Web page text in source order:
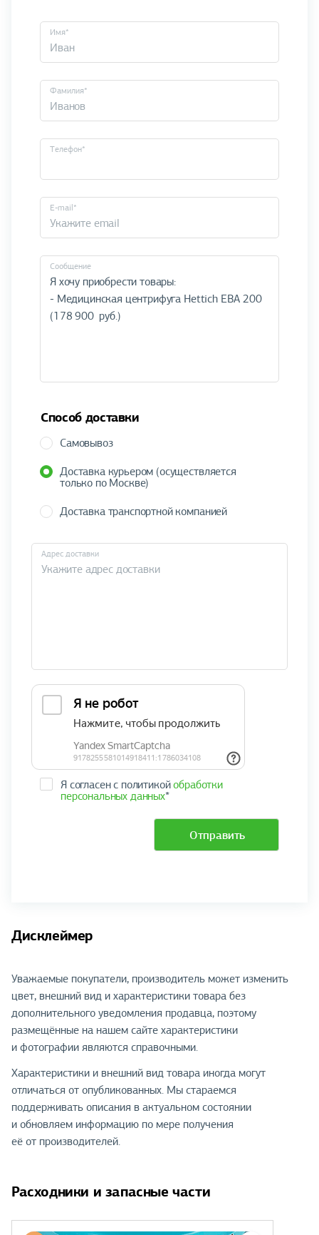
Имя*
Фамилия*
Телефон*
E-mail*
Cообщение
Способ доставки
Самовывоз
Доставка курьером (осуществляется
только по Москве)
Доставка транспортной компанией
Адрес доставки
Я согласен с политикойобработки
персональных данных*
Отправить
Дисклеймер
Уважаемые покупатели, производитель может изменить
цвет, внешний вид и характеристики товара без
дополнительного уведомления продавца, поэтому
размещённые на нашем сайте характеристики
и фотографии являются справочными.
Характеристики и внешний вид товара иногда могут
отличаться от опубликованных. Мы стараемся
поддерживать описания в актуальном состоянии
и обновляем информацию по мере получения
её от производителей.
Расходники и запасные части